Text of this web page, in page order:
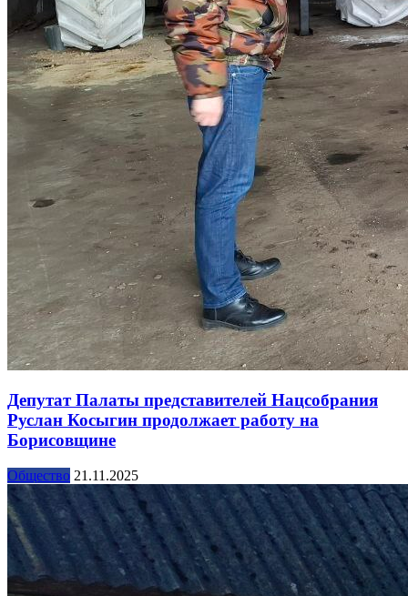
Депутат Палаты представителей Нацсобрания
Руслан Косыгин продолжает работу на
Борисовщине
Общество 21.11.2025